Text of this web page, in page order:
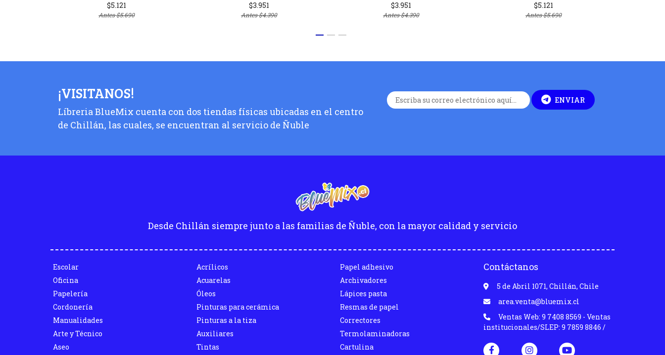
$5.121
Antes$5.690
$3.951
Antes$4.390
$3.951
Antes$4.390
$5.121
Antes$5.690
¡VISITANOS!
Líbreria BlueMix cuenta con dos tiendas físicas ubicadas en el centro
de Chillán, las cuales, se encuentran al servicio de Ñuble
ENVIAR
Desde Chillán siempre junto a las familias de Ñuble, con la mayor calidad y servicio
Escolar
Oficina
Papelería
Cordonería
Manualidades
Arte y Técnico
Aseo
Acrílicos
Acuarelas
Óleos
Pinturas para cerámica
Pinturas a la tiza
Auxiliares
Tintas
Papel adhesivo
Archivadores
Lápices pasta
Resmas de papel
Correctores
Termolaminadoras
Cartulina
Contáctanos
5 de Abril 1071, Chillán, Chile
area.venta@bluemix.cl
Ventas Web: 9 7408 8569 - Ventas
institucionales/SLEP: 9 7859 8846 /